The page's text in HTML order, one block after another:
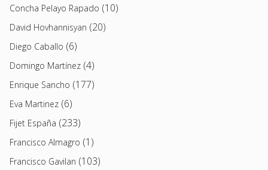
Concha Pelayo Rapado (10)
David Hovhannisyan (20)
Diego Caballo (6)
Domingo Martínez (4)
Enrique Sancho (177)
Eva Martinez (6)
Fijet España (233)
Francisco Almagro (1)
Francisco Gavilan (103)